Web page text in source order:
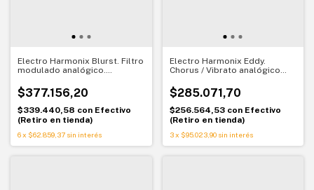
Electro Harmonix Blurst. Filtro
modulado analógico.
pedalboard
$377.156,20
$339.440,58 con Efectivo
(Retiro en tienda)
6x $62.859,37 sin interés
Electro Harmonix Eddy.
Chorus / Vibrato analógico
$285.071,70
$256.564,53 con Efectivo
(Retiro en tienda)
3 x $95.023,90 sin interés